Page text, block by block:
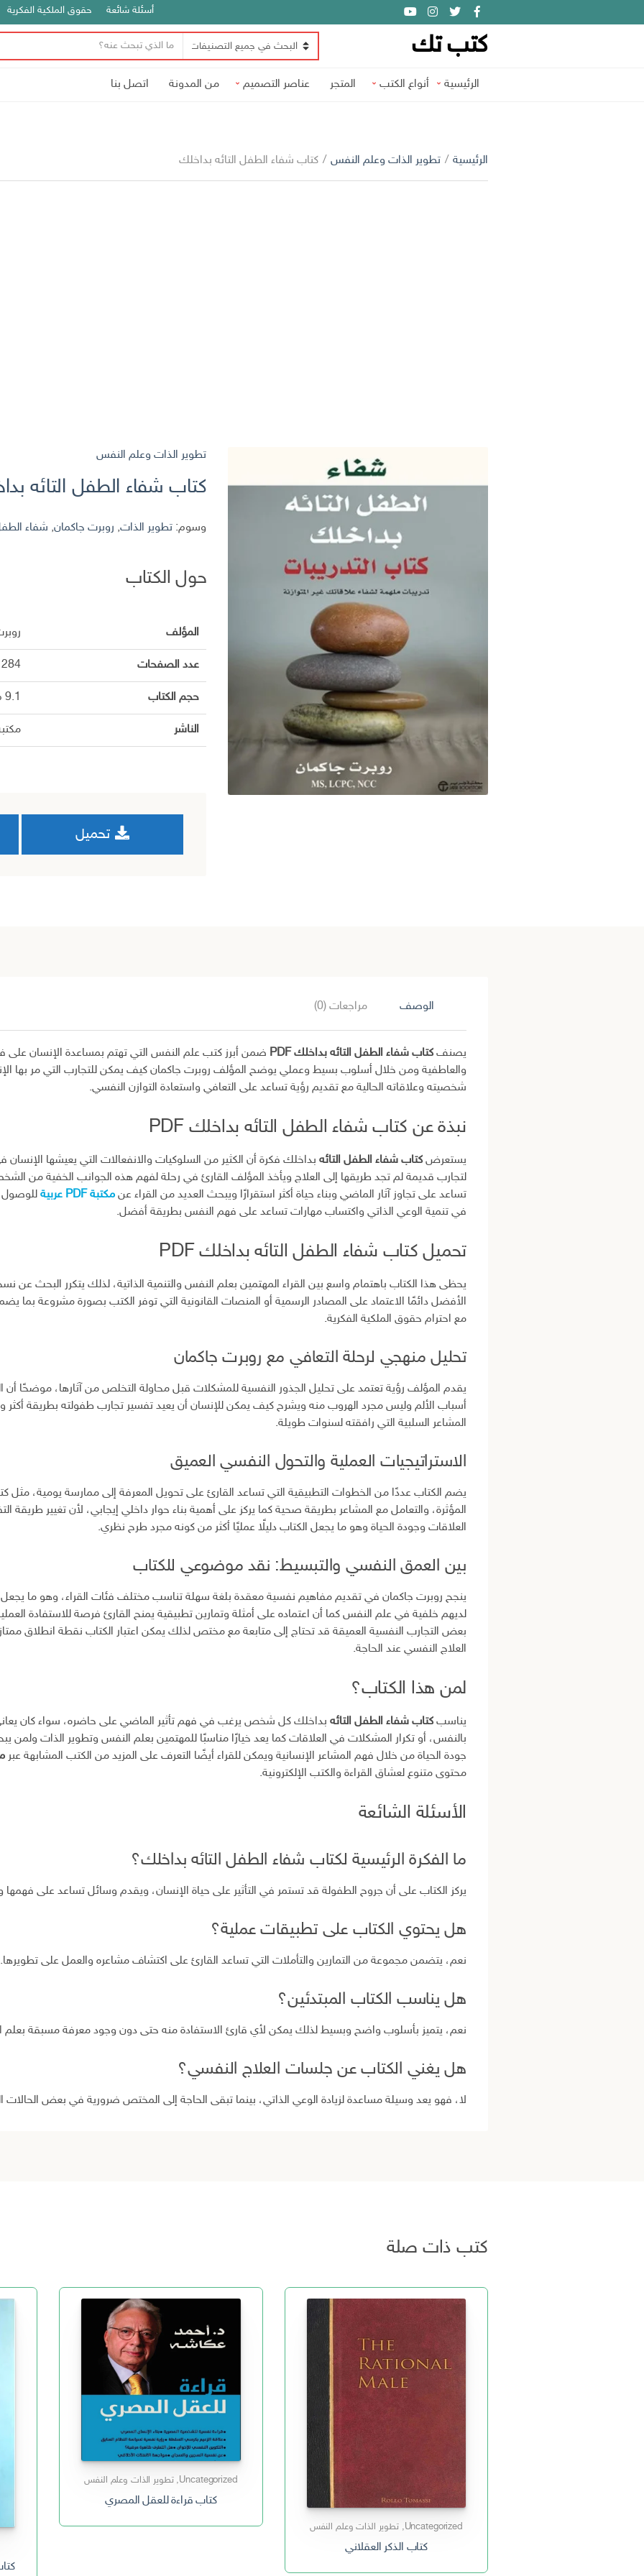
أسئلة شائعة حقوق الملكية الفكرية
كتب تك
ص
ص
ل
الرئيسية أنواع الكتب المتجر عناصر التصميم من المدونة اتصل بنا
الرئيسية / تطوير الذات وعلم النفس / كتاب شفاء الطفل التائه بداخلك
تطوير الذات وعلم النفس
كتاب شفاء الطفل التائه
وسوم: تطوير الذات, روبرت جاكمان, شفاء
حول الكتاب
المؤلف
عدد الصفحات 284
حجم الكتاب 9.1 م.ب
الناشر
تحميل
الوصف مراجعات (0)
يصنف كتاب شفاء الطفل التائه بداخلك PDF
ضمن أبرز كتب علم النفس التي تهتم بمساعدة الإنسان على
والعاطفية ومن خلال أسلوب بسيط وعملي يوضح المؤلف روبرت جاكمان كيف يمكن للتجارب التي مر بها
شخصيته وعلاقاته الحالية مع تقديم رؤية تساعد على التعافي واستعادة التوازن النفسي.
نبذة عن كتاب شفاء الطفل التائه بداخلك PDF
يستعرض كتاب شفاء الطفل التائه بداخلك فكرة أن الكثير من السلوكيات والانفعالات التي يعيشها الإنسان
لتجارب قديمة لم تجد طريقها إلى العلاج ويأخذ المؤلف القارئ في رحلة لفهم هذه الجوانب الخفية من
تساعد على تجاوز آثار الماضي وبناء حياة أكثر استقرارًا ويبحث العديد من القراء عن مكتبة PDF عربية
للوصول
في تنمية الوعي الذاتي واكتساب مهارات تساعد على فهم النفس بطريقة أفضل.
تحميل كتاب شفاء الطفل التائه بداخلك PDF
الأفضل دائمًا الاعتماد على المصادر الرسمية أو المنصات القانونية التي توفر الكتب بصورة مشروعة
مع احترام حقوق الملكية الفكرية.
تحليل منهجي لرحلة التعافي مع روبرت جاكمان
يقدم المؤلف رؤية تعتمد على تحليل الجذور النفسية للمشكلات قبل محاولة التخلص من آثارها، موضحًا أن
أسباب الألم وليس مجرد الهروب منه ويشرح كيف يمكن للإنسان أن يعيد تفسير تجارب طفولته بطريقة
المشاعر السلبية التي رافقته لسنوات طويلة.
الاستراتيجيات العملية والتحول النفسي العميق
يضم الكتاب عددًا من الخطوات التطبيقية التي تساعد القارئ على تحويل المعرفة إلى ممارسة يومية، مثل
المؤثرة، والتعامل مع المشاعر بطريقة صحية كما يركز على أهمية بناء حوار داخلي إيجابي، لأن تغيير
العلاقات وجودة الحياة وهو ما يجعل الكتاب دليلًا عمليًا أكثر من كونه مجرد طرح نظري.
بين العمق النفسي والتبسيط: نقد موضوعي للكتاب
ينجح روبرت جاكمان في تقديم مفاهيم نفسية معقدة بلغة سهلة تناسب مختلف فئات القراء، وهو ما
لديهم خلفية في علم النفس كما أن اعتماده على أمثلة وتمارين تطبيقية يمنح القارئ فرصة للاستفادة
بعض التجارب النفسية العميقة قد تحتاج إلى متابعة مع مختص لذلك يمكن اعتبار الكتاب نقطة انطلاق
العلاج النفسي عند الحاجة.
لمن هذا الكتاب؟
يناسب كتاب شفاء الطفل التائه بداخلك كل شخص يرغب في فهم تأثير الماضي على حاضره، سواء كان
بالنفس، أو تكرار المشكلات في العلاقات كما يعد خيارًا مناسبًا للمهتمين بعلم النفس وتطوير الذات
جودة الحياة من خلال فهم المشاعر الإنسانية ويمكن للقراء أيضًا التعرف على المزيد من الكتب المشابهة عبر
محتوى متنوع لعشاق القراءة والكتب الإلكترونية.
الأسئلة الشائعة
ما الفكرة الرئيسية لكتاب شفاء الطفل التائه بداخلك؟
يركز الكتاب على أن جروح الطفولة قد تستمر في التأثير على حياة الإنسان، ويقدم وسائل تساعد على
هل يحتوي الكتاب على تطبيقات عملية؟
نعم، يتضمن مجموعة من التمارين والتأملات التي تساعد القارئ على اكتشاف مشاعره والعمل على تطويرها.
هل يناسب الكتاب المبتدئين؟
نعم، يتميز بأسلوب واضح وبسيط لذلك يمكن لأي قارئ الاستفادة منه حتى دون وجود معرفة مسبقة بعلم
هل يغني الكتاب عن جلسات العلاج النفسي؟
لا، فهو يعد وسيلة مساعدة لزيادة الوعي الذاتي، بينما تبقى الحاجة إلى المختص ضرورية في بعض الحالات
كتب ذات صلة
Uncategorized
,تطوير الذات وعلم النفس
كتاب الذكر العقلاني
Uncategorized
,تطوير الذات وعلم النفس
كتاب قراءة للعقل المصري